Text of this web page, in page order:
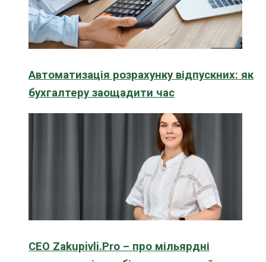
Автоматизація розрахунку відпускних: як
бухгалтеру заощадити час
CEO Zakupivli.Pro – про мільярдні